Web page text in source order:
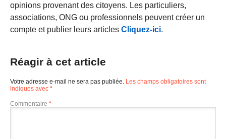
opinions provenant des citoyens. Les particuliers,
associations, ONG ou professionnels peuvent créer un
compte et publier leurs articles Cliquez-ici.
Réagir à cet article
Votre adresse e-mail ne sera pas publiée. Les champs obligatoires sont
indiqués avec *
Commentaire *